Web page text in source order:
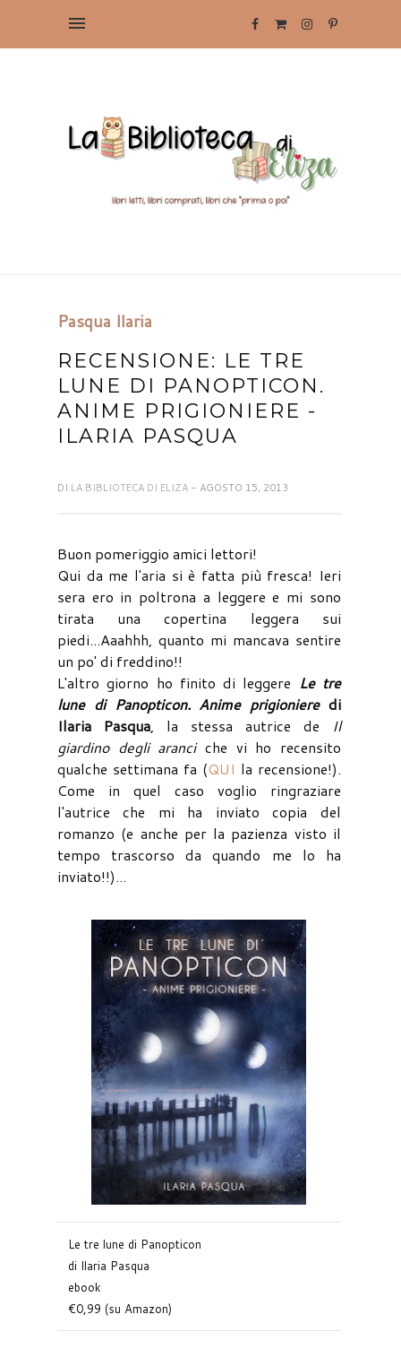
Pasqua Ilaria
RECENSIONE: LE TRE
LUNE DI PANOPTICON.
ANIME PRIGIONIERE -
ILARIA PASQUA
DI LA BIBLIOTECA DI ELIZA - AGOSTO 15, 2013
Buon pomeriggio amici lettori!
Qui da me l'aria si è fatta più fresca! Ieri
sera ero in poltrona a leggere e mi sono
tirata una copertina leggera sui
piedi...Aaahhh, quanto mi mancava sentire
un po' di freddino!!
L'altro giorno ho finito di leggere Le tre
lune di Panopticon. Anime prigionieredi
Ilaria Pasqua, la stessa autrice de Il
giardino degli aranciche vi ho recensito
qualche settimana fa (QUI la recensione!).
Come in quel caso voglio ringraziare
l'autrice che mi ha inviato copia del
romanzo (e anche per la pazienza visto il
tempo trascorso da quando me lo ha
inviato!!)...
Le tre lune di Panopticon
di Ilaria Pasqua
ebook
€0,99 (su Amazon)